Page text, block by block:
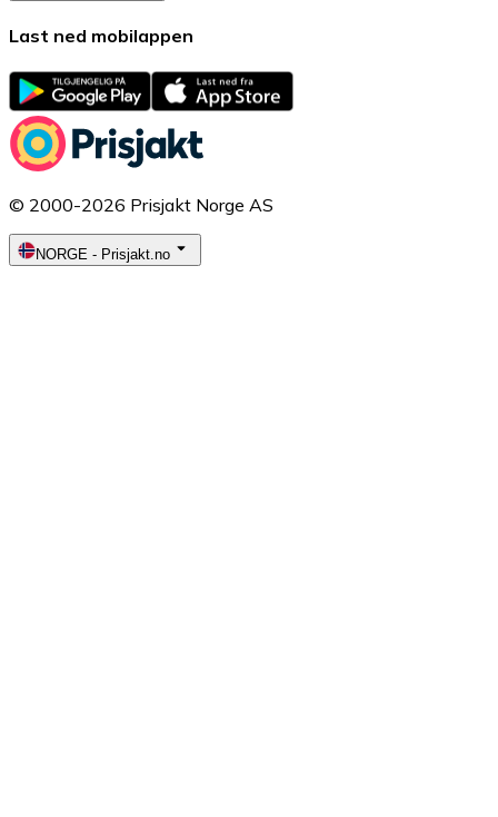
Last ned mobilappen
© 2000-2026 Prisjakt Norge AS
NORGE - Prisjakt.no